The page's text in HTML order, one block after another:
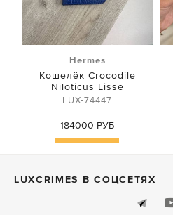
Hermes
Кошелёк Crocodile
Niloticus Lisse
LUX-74447
184000 РУБ
Купить
LUXСRIMES В СОЦСЕТЯХ